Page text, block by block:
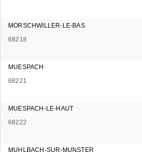
MORSCHWILLER-LE-BAS
68218
MUESPACH
68221
MUESPACH-LE-HAUT
68222
MUHLBACH-SUR-MUNSTER